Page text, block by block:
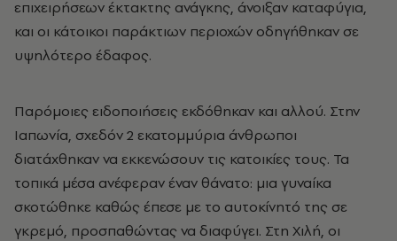
επιχειρήσεων έκτακτης ανάγκης, άνοιξαν καταφύγια,
και οι κάτοικοι παράκτιων περιοχών οδηγήθηκαν σε
υψηλότερο έδαφος.
Παρόμοιες ειδοποιήσεις εκδόθηκαν και αλλού. Στην
Ιαπωνία, σχεδόν 2 εκατομμύρια άνθρωποι
διατάχθηκαν να εκκενώσουν τις κατοικίες τους. Τα
τοπικά μέσα ανέφεραν έναν θάνατο: μια γυναίκα
σκοτώθηκε καθώς έπεσε με το αυτοκίνητό της σε
γκρεμό, προσπαθώντας να διαφύγει. Στη Χιλή, οι